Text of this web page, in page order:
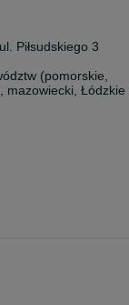
Piłsudskiego 3
(pomorskie,
mazowiecki, Łódzkie
Deska